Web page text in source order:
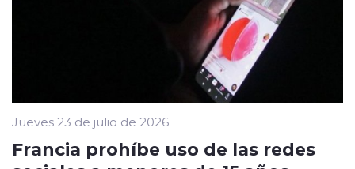
Jueves 23 de julio de 2026
Francia prohíbe uso de las redes